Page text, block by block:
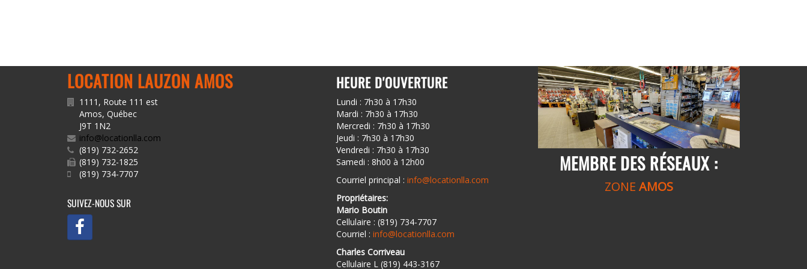
LOCATION LAUZON AMOS
1111, Route 111 est
Amos, Québec
J9T 1N2
info@locationlla.com
(819) 732-2652
(819) 732-1825
(819) 734-7707
SUIVEZ-NOUS SUR
HEURE D'OUVERTURE
Lundi : 7h30 à 17h30
Mardi : 7h30 à 17h30
Mercredi : 7h30 à 17h30
Jeudi : 7h30 à 17h30
Vendredi : 7h30 à 17h30
Samedi : 8h00 à 12h00
Courriel principal : info@locationlla.com
Propriétaires:
Mario Boutin
Cellulaire : (819) 734-7707
Courriel : info@locationlla.com
Charles Corriveau
Cellulaire L (819) 443-3167
MEMBRE DES RÉSEAUX :
ZONE AMOS